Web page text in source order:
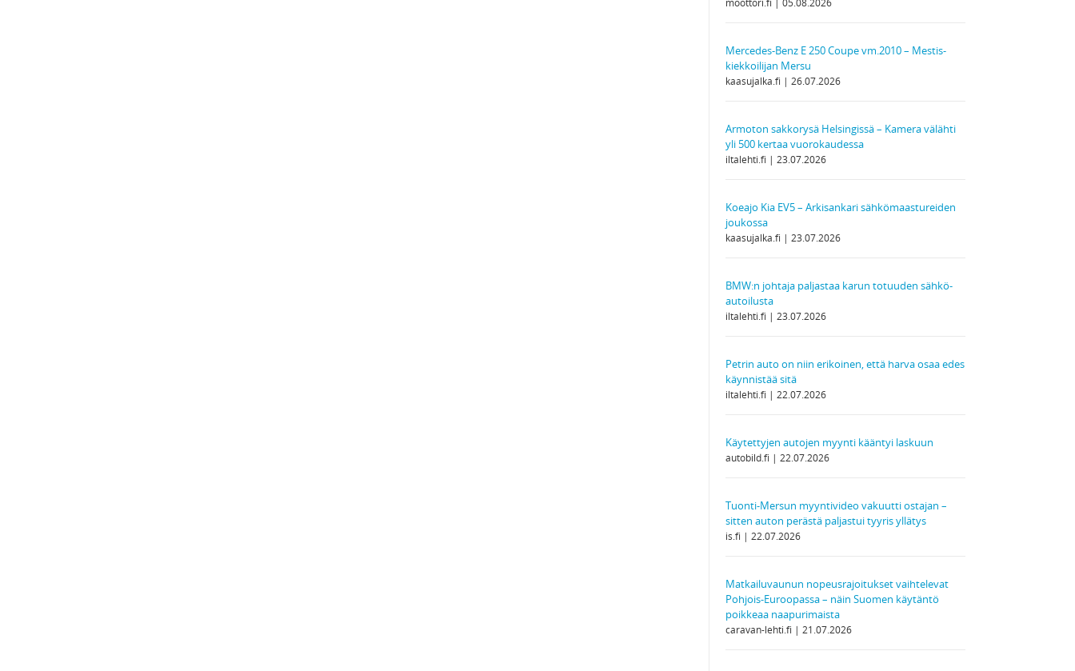
Mercedes-Benz E 250 Coupe vm.2010 – Mestis-
kiekkoilijan Mersu
kaasujalka.fi 26.07.2026
Armoton sakkorysä Helsingissä – Kamera välähti
yli 500 kertaa vuorokaudessa
iltalehti.fi 23.07.2026
Koeajo Kia EV5 – Arkisankari sähkömaastureiden
joukossa
kaasujalka.fi 23.07.2026
BMW:n johtaja paljastaa karun totuuden sähkö­
autoilusta
iltalehti.fi 23.07.2026
Petrin auto on niin erikoinen, että harva osaa edes
käynnistää sitä
iltalehti.fi 22.07.2026
Käytettyjen autojen myynti kääntyi laskuun
autobild.fi 22.07.2026
Tuonti-Mersun myyntivideo vakuutti ostajan –
sitten auton perästä paljastui tyyris yllätys
is.fi 22.07.2026
Matkailuvaunun nopeusrajoitukset vaihtelevat
Pohjois-Euroopassa – näin Suomen käytäntö
poikkeaa naapurimaista
caravan-lehti.fi 21.07.2026